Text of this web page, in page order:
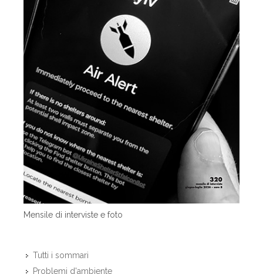
Mensile di interviste e foto
Tutti i sommari
Problemi d'ambiente